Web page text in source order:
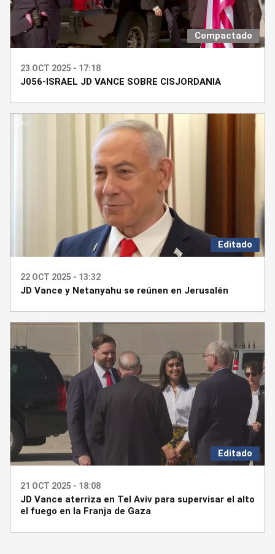
Compactado
23 OCT 2025 - 17:18
J056-ISRAEL JD VANCE SOBRE CISJORDANIA
Editado
22 OCT 2025 - 13:32
JD Vance y Netanyahu se reúnen en Jerusalén
Editado
21 OCT 2025 - 18:08
JD Vance aterriza en Tel Aviv para supervisar el alto
el fuego en la Franja de Gaza